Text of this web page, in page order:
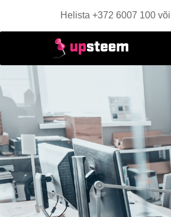
Helista +372 6007 100 või